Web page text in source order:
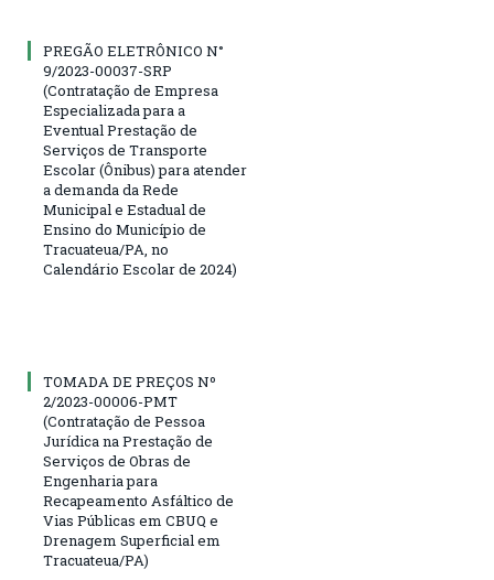
PREGÃO ELETRÔNICO N°
9/2023-00037-SRP
(Contratação de Empresa
Especializada para a
Eventual Prestação de
Serviços de Transporte
Escolar (Ônibus) para atender
a demanda da Rede
Municipal e Estadual de
Ensino do Município de
Tracuateua/PA, no
Calendário Escolar de 2024)
TOMADA DE PREÇOS Nº
2/2023-00006-PMT
(Contratação de Pessoa
Jurídica na Prestação de
Serviços de Obras de
Engenharia para
Recapeamento Asfáltico de
Vias Públicas em CBUQ e
Drenagem Superficial em
Tracuateua/PA)